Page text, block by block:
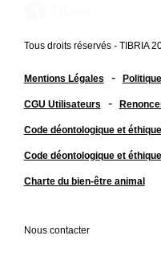
Tous droits réservés - TIBRIA
Mentions Légales -
CGU Utilisateurs -
Code déontologique et
Code déontologique et
Charte du bien-être animal
Nous contacter